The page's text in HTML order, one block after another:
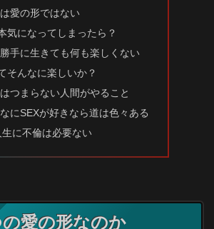
愛の形ではない
気になってしまったら？
手に生きても何も楽しくない
そんなに楽しいか？
つまらない人間がやること
にSEXが好きなら道は色々ある
生に不倫は必要ない
愛の形なのか